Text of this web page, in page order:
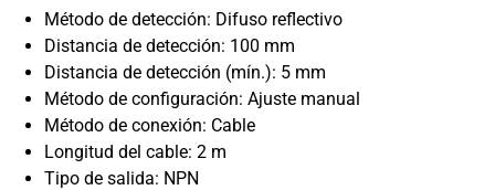
Método de detección: Difuso reflectivo
Distancia de detección: 100 mm
Distancia de detección (mín.): 5 mm
Método de configuración: Ajuste manual
Método de conexión: Cable
Longitud del cable: 2 m
Tipo de salida: NPN